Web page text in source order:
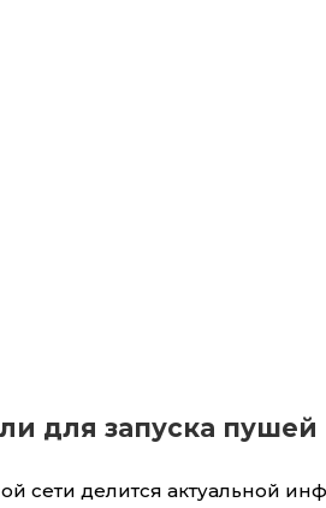
для запуска пушей
сети делится актуальной